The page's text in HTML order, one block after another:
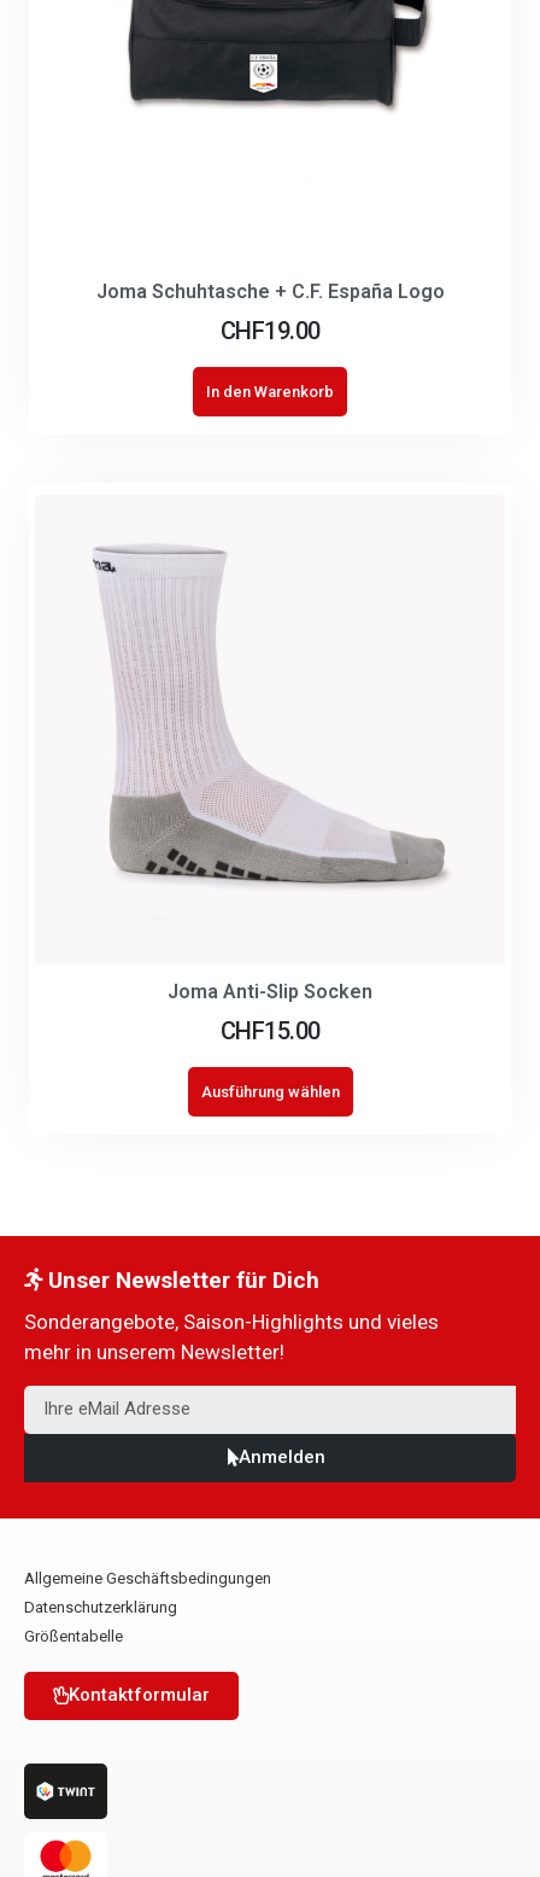
Joma Schuhtasche + C.F. España Logo
CHF19.00
In den Warenkorb
Joma Anti-Slip Socken
CHF15.00
Ausführung wählen
Unser Newsletter für Dich
Sonderangebote, Saison-Highlights und vieles
mehr in unserem Newsletter!
Anmelden
Allgemeine Geschäftsbedingungen
Datenschutzerklärung
Größentabelle
Kontaktformular